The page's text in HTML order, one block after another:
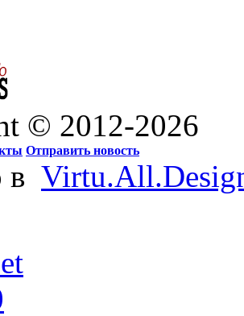
© 2012-2026
Отправить новость
в